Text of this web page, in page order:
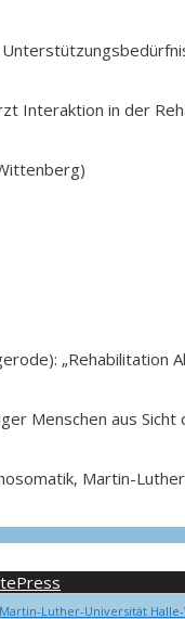
Interaktion in der
„Rehabilitation
Menschen aus
Martin-
Martin-Luther-Universität